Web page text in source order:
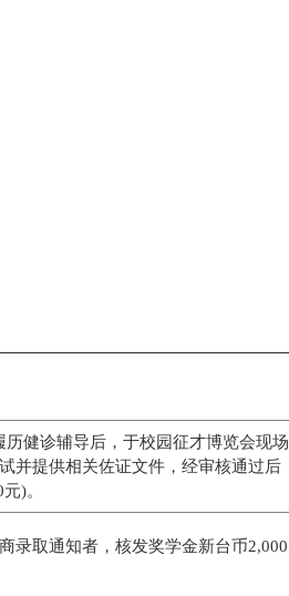
健诊辅导后，于校园征才博览会现场
并提供相关佐证文件，经审核通过后
)。
录取通知者，核发奖学金新台币2,000